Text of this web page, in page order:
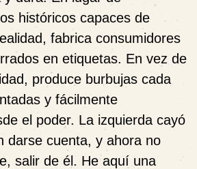
históricos capaces de
fabrica consumidores
en etiquetas. En vez de
produce burbujas cada
y fácilmente
el poder. La izquierda cayó
darse cuenta, y ahora no
salir de él. He aquí una